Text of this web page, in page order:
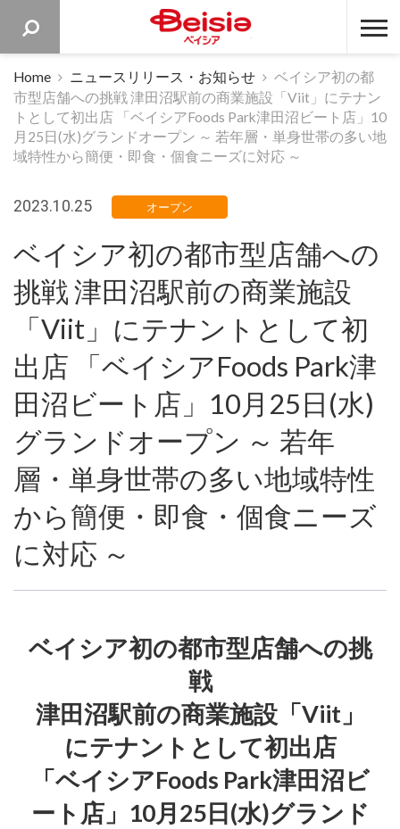
ベイシア
Home ニュースリリース・お知らせ
ベイシア初の都
市型店舗への挑戦 津田沼駅前の商業施設「Viit」にテナン
トとして初出店 「ベイシアFoods Park津田沼ビート店」10
月25日(水)グランドオープン ～ 若年層・単身世帯の多い地
域特性から簡便・即食・個食ニーズに対応 ～
2023.10.25 オープン
ベイシア初の都市型店舗への
挑戦 津田沼駅前の商業施設
「Viit」にテナントとして初
出店 「ベイシアFoods Park津
田沼ビート店」10月25日(水)
グランドオープン ～ 若年
層・単身世帯の多い地域特性
から簡便・即食・個食ニーズ
に対応 ～
ベイシア初の都市型店舗への挑
戦
津田沼駅前の商業施設「Viit」
にテナントとして初出店
「ベイシアFoods Park津田沼ビ
ート店」10月25日(水)グランド